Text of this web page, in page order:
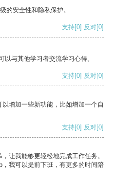
的安全性和隐私保护。
支持[0] 反对[0]
与其他学习者交流学习心得。
支持[0] 反对[0]
增加一些新功能，比如增加一个自
支持[0] 反对[0]
让我能够更轻松地完成工作任务。
我可以提前下班，有更多的时间陪